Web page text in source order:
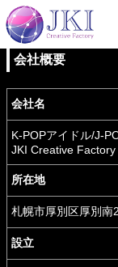
会社概要
会社名
K-POPアイドル/J-
JKI Creative Factory
所在地
札幌市厚別区厚別南
設立